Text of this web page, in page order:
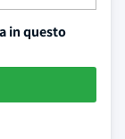
in questo